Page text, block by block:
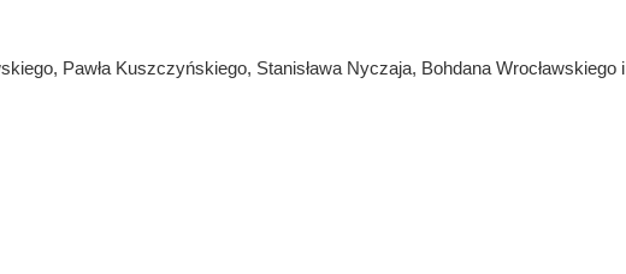
Pawła Kuszczyńskiego, Stanisława Nyczaja, Bohdana Wrocławskiego i